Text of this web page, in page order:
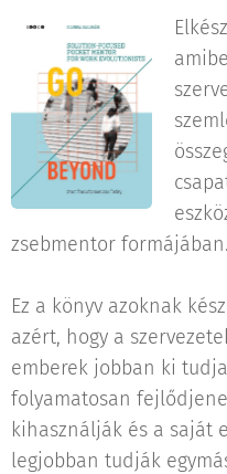
zsebmentor formájában.
Ez a könyv azoknak
azért, hogy a
emberek jobban ki
folyamatosan
kihasználják és a saját
legjobban tudják